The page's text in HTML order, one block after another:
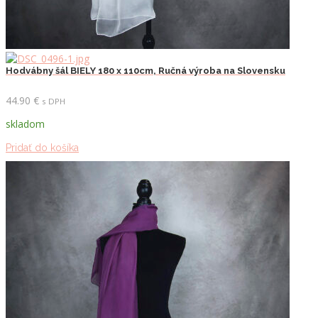
Hodvábny šál BIELY 180 x 110cm, Ručná výroba na Slovensku
44.90 € s DPH
skladom
Pridať do košíka